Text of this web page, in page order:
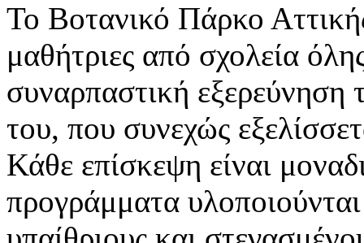
Το Βοτανικό Πάρκο
μαθήτριες από σχολεία
συναρπαστική εξερεύνηση
του, που συνεχώς
Κάθε επίσκεψη είναι
προγράμματα